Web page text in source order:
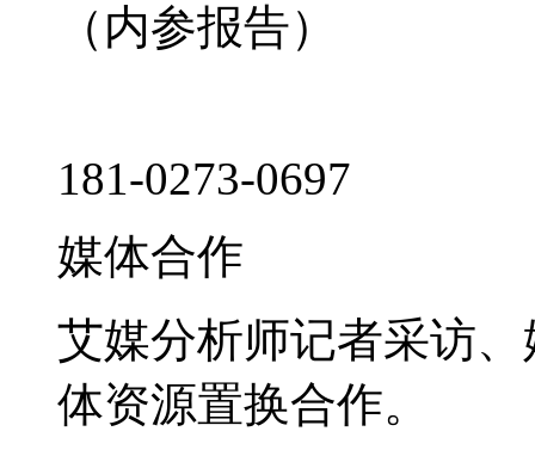
（内参报告）
181-0273-0697
媒体合作
艾媒分析师记者采访
体资源置换合作。